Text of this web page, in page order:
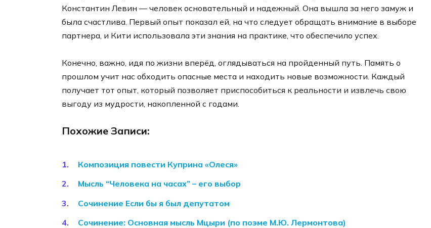
Константин Левин — человек основательный и надежный. Она вышла за него замуж и
была счастлива. Первый опыт показал ей, на что следует обращать внимание в выборе
партнера, и Кити использовала эти знания на практике, что обеспечило успех.
Конечно, важно, идя по жизни вперёд, оглядываться на пройденный путь. Память о
прошлом учит нас обходить опасные места и находить новые возможности. Каждый
получает тот опыт, который позволяет приспособиться к реальности и извлечь свою
выгоду из мудрости, накопленной с годами.
Похожие Записи:
Композиция повести Куприна «Олеся»
Мысль “Человека на часах” – его выбор
Сочинение Если бы я был депутатом
Сочинение: Основная мысль Мцыри (по поэме М.Ю. Лермонтова)